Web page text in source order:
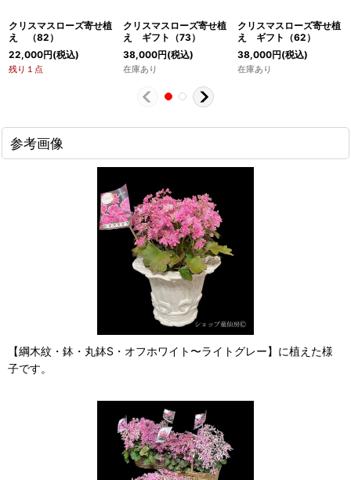
クリスマスローズ寄せ植
え （82）
22,000円(税込)
残り１点
クリスマスローズ寄せ植
え ギフト（73）
38,000円(税込)
在庫あり
クリスマスローズ寄せ植
え ギフト（62）
38,000円(税込)
在庫あり
参考画像
【綱木紋・鉢・丸鉢S・オフホワイト〜ライトグレー】に植えた様
子です。